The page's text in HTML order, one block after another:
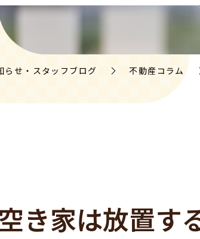
らせ・スタッフブログ 不動産コラム
き家は放置す